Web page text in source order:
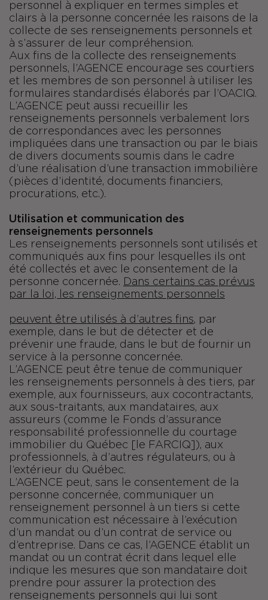
personnel à expliquer en termes simples et
clairs à la personne concernée les raisons de la
collecte de ses renseignements personnels et
à s’assurer de leur compréhension.
Aux fins de la collecte des renseignements
personnels, l’AGENCE encourage ses courtiers
et les membres de son personnel à utiliser les
formulaires standardisés élaborés par l’OACIQ.
L’AGENCE peut aussi recueillir les
renseignements personnels verbalement lors
de correspondances avec les personnes
impliquées dans une transaction ou par le biais
de divers documents soumis dans le cadre
d’une réalisation d’une transaction immobilière
(pièces d’identité, documents financiers,
procurations, etc.).
Utilisation et communication des
renseignements personnels
Les renseignements personnels sont utilisés et
communiqués aux fins pour lesquelles ils ont
été collectés et avec le consentement de la
personne concernée. Dans certains cas prévus
par la loi, les renseignements personnels
peuvent être utilisés à d’autres fins, par
exemple, dans le but de détecter et de
prévenir une fraude, dans le but de fournir un
service à la personne concernée.
L’AGENCE peut être tenue de communiquer
les renseignements personnels à des tiers, par
exemple, aux fournisseurs, aux cocontractants,
aux sous-traitants, aux mandataires, aux
assureurs (comme le Fonds d’assurance
responsabilité professionnelle du courtage
immobilier du Québec [le FARCIQ]), aux
professionnels, à d’autres régulateurs, ou à
l’extérieur du Québec.
L’AGENCE peut, sans le consentement de la
personne concernée, communiquer un
renseignement personnel à un tiers si cette
communication est nécessaire à l’exécution
d’un mandat ou d’un contrat de service ou
d’entreprise. Dans ce cas, l’AGENCE établit un
mandat ou un contrat écrit dans lequel elle
indique les mesures que son mandataire doit
prendre pour assurer la protection des
renseignements personnels qui lui sont